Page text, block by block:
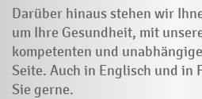
Darüber hinaus stehen wir
um Ihre Gesundheit, mit
kompetenten und
Seite. Auch in Englisch und in
Sie gerne.